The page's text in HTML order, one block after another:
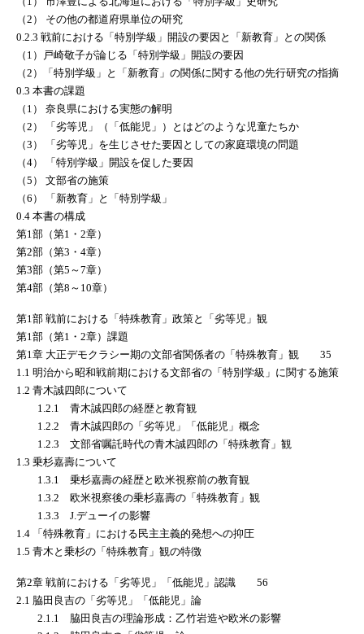
（2） その他の都道府県単位の研究
0.2.3 戦前における「特別学級」開設の要因と「新教育」との関係
（1）戸崎敬子が論じる「特別学級」開設の要因
（2）「特別学級」と「新教育」の関係に関する他の先行研究の指摘
0.3 本書の課題
（1） 奈良県における実態の解明
（2） 「劣等児」（「低能児」）とはどのような児童たちか
（3） 「劣等児」を生じさせた要因としての家庭環境の問題
（4） 「特別学級」開設を促した要因
（5） 文部省の施策
（6） 「新教育」と「特別学級」
0.4 本書の構成
第1部（第1・2章）
第2部（第3・4章）
第3部（第5～7章）
第4部（第8～10章）
第1部 戦前における「特殊教育」政策と「劣等児」観
第1部（第1・2章）課題
第1章 大正デモクラシー期の文部省関係者の「特殊教育」観 35
1.1 明治から昭和戦前期における文部省の「特別学級」に関する施策
1.2 青木誠四郎について
1.2.1 青木誠四郎の経歴と教育観
1.2.2 青木誠四郎の「劣等児」「低能児」概念
1.2.3 文部省嘱託時代の青木誠四郎の「特殊教育」観
1.3 乗杉嘉壽について
1.3.1 乗杉嘉壽の経歴と欧米視察前の教育観
1.3.2 欧米視察後の乗杉嘉壽の「特殊教育」観
1.3.3 J.デューイの影響
1.4 「特殊教育」における民主主義的発想への抑圧
1.5 青木と乗杉の「特殊教育」観の特徴
第2章 戦前における「劣等児」「低能児」認識 56
2.1 脇田良吉の「劣等児」「低能児」論
2.1.1 脇田良吉の理論形成：乙竹岩造や欧米の影響